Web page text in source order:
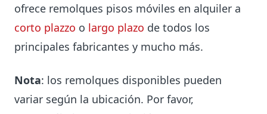
ofrece remolques pisos móviles en alquiler a
corto plazzo o largo plazo de todos los
principales fabricantes y mucho más.
Nota: los remolques disponibles pueden
variar según la ubicación. Por favor,